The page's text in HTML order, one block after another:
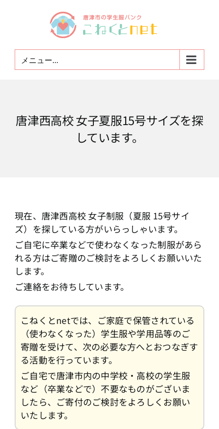
メニュー...
唐津西高校 女子夏服15号サイズを探
しています。
現在、唐津西高校 女子制服（夏服 15号サイ
ズ）を探している方がいらっしゃいます。
ご自宅に卒業などで使わなくなった制服があら
れる方はご寄贈のご検討をよろしくお願いいた
します。
ご連絡をお待ちしています。
こねくとnetでは、ご家庭で保管されている
（使わなくなった）学生服や学用品等のご
寄贈を受けて、次の必要な方へとおつなぎす
る活動を行っています。
ご自宅で唐津市内の中学校・高校の学生服
など（卒業などで）不要なものがございま
したら、ご寄付のご検討をよろしくお願い
いたします。